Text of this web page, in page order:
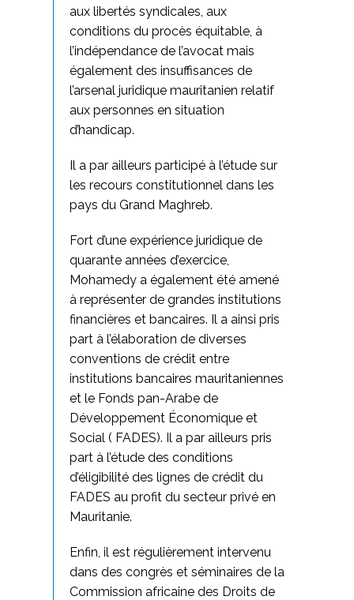
aux libertés syndicales, aux
conditions du procès équitable, à
l’indépendance de l’avocat mais
également des insuffisances de
l’arsenal juridique mauritanien relatif
aux personnes en situation
d’handicap.
Il a par ailleurs participé à l’étude sur
les recours constitutionnel dans les
pays du Grand Maghreb.
Fort d’une expérience juridique de
quarante années d’exercice,
Mohamedy a également été amené
à représenter de grandes institutions
financières et bancaires. Il a ainsi pris
part à l’élaboration de diverses
conventions de crédit entre
institutions bancaires mauritaniennes
et le Fonds pan-Arabe de
Développement Économique et
Social ( FADES). Il a par ailleurs pris
part à l’étude des conditions
d’éligibilité des lignes de crédit du
FADES au profit du secteur privé en
Mauritanie.
Enfin, il est régulièrement intervenu
dans des congrès et séminaires de la
Commission africaine des Droits de